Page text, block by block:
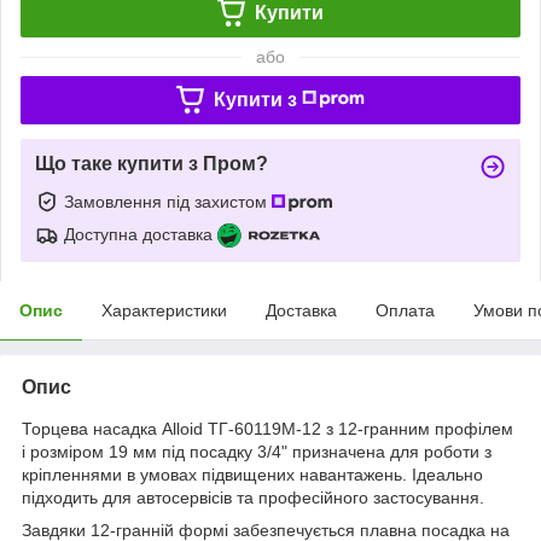
Купити
або
Купити з
Що таке купити з Пром?
Замовлення під захистом
Доступна доставка
Опис Характеристики Доставка Оплата Умови
Опис
Торцева насадка Alloid ТГ-60119M-12 з 12-гранним профілем
і розміром 19 мм під посадку 3/4" призначена для роботи з
кріпленнями в умовах підвищених навантажень. Ідеально
підходить для автосервісів та професійного застосування.
Завдяки 12-гранній формі забезпечується плавна посадка на